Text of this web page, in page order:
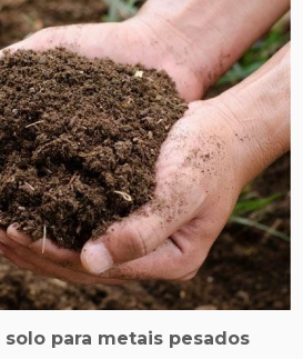
para metais pesados